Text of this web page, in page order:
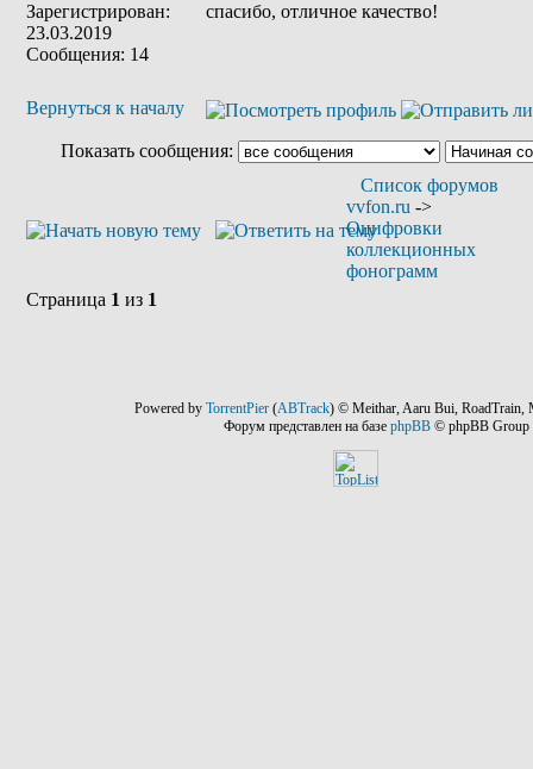
Зарегистрирован:
23.03.2019
Сообщения: 14
спасибо, отличное качество!
Вернуться к началу
Показать сообщения:
Список форумов
vvfon.ru ->
Оцифровки
коллекционных
фонограмм
Страница 1 из 1
Powered by TorrentPier(ABTrack) © Meithar, Aaru Bui, RoadTrain,
Форум представлен на базе phpBB © phpBB Group